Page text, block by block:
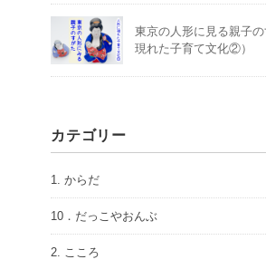
東京の人形に見る親子
現れた子育て文化②）
カテゴリー
1. からだ
10．だっこやおんぶ
2. こころ